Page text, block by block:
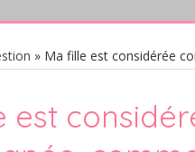
» Ma fille est considérée
est